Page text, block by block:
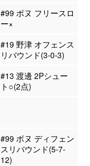
#99 ボヌ フリースロ
ー×
#19 野津 オフェンス
リバウンド(3-0-3)
#13 渡邊 2Pシュー
ト○(2点)
#99 ボヌ ディフェン
スリバウンド(5-7-
12)